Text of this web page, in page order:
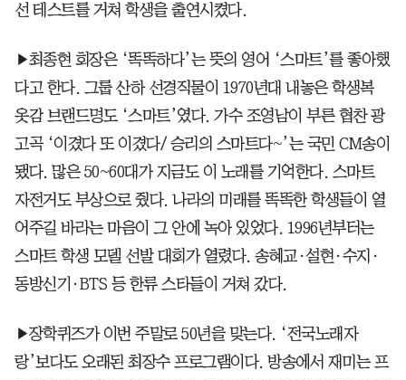
선 테스트를 거쳐 학생을 출연시켰다.
▶최종현 회장은 ‘똑똑하다’는 뜻의 영어 ‘스마트’를 좋아했
다고 한다. 그룹 산하 선경직물이 1970년대 내놓은 학생복
옷감 브랜드명도 ‘스마트’였다. 가수 조영남이 부른 협찬 광
고곡 ‘이겼다 또 이겼다/ 승리의 스마트다~’는 국민 CM송이
됐다. 많은 50~60대가 지금도 이 노래를 기억한다. 스마트
자전거도 부상으로 줬다. 나라의 미래를 똑똑한 학생들이 열
어주길 바라는 마음이 그 안에 녹아 있었다. 1996년부터는
스마트 학생 모델 선발 대회가 열렸다. 송혜교·설현·수지·
동방신기·BTS 등 한류 스타들이 거쳐 갔다.
▶장학퀴즈가 이번 주말로 50년을 맞는다. ‘전국노래자
랑’보다도 오래된 최장수 프로그램이다. 방송에서 재미는 프